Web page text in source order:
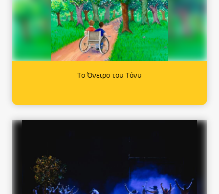
Το Όνειρο του Τόνυ